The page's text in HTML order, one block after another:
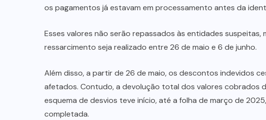
os pagamentos já estavam em processamento antes da
Esses valores não serão repassados às entidades
ressarcimento seja realizado entre 26 de maio e 6 de junho.
Além disso, a partir de 26 de maio, os descontos indevidos
afetados. Contudo, a devolução total dos valores cobrados
esquema de desvios teve início, até a folha de março de
completada.